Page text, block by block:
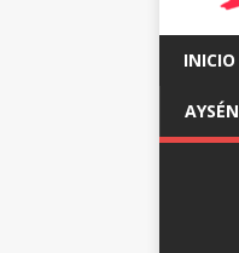
INICIO
AYSÉN